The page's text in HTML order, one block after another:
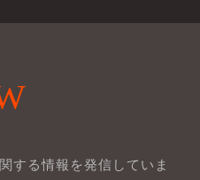
する情報を発信していま